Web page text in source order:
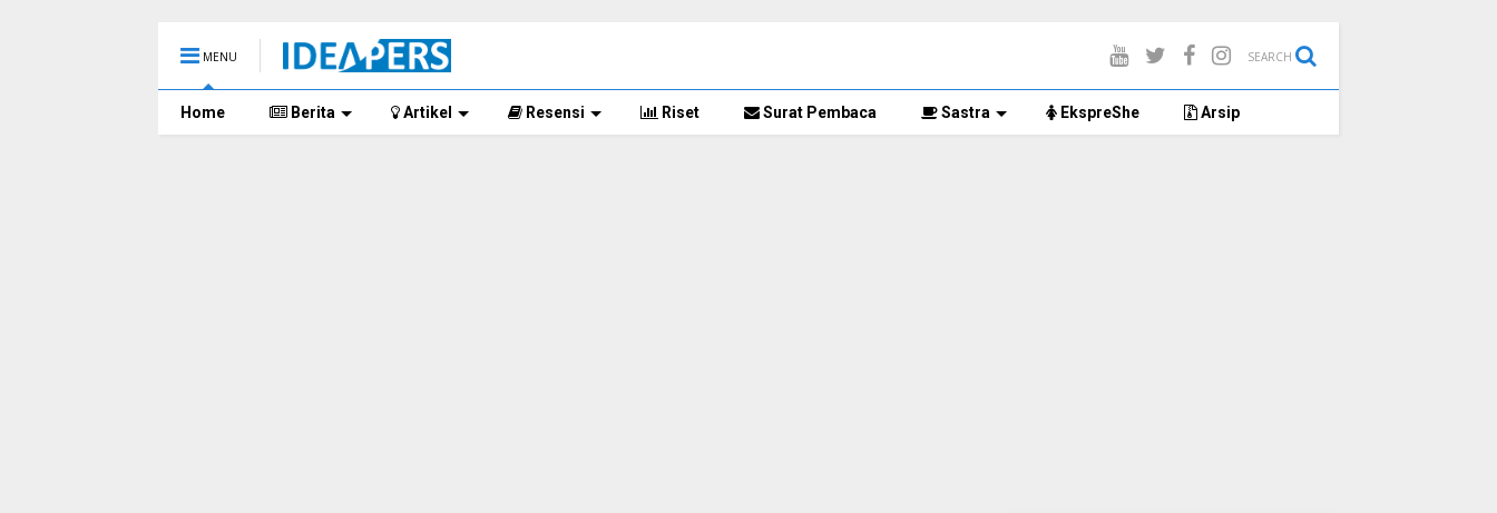
MENU SEARCH
Home Berita Artikel Resensi Riset Surat Pembaca Sastra EkspreShe Arsip